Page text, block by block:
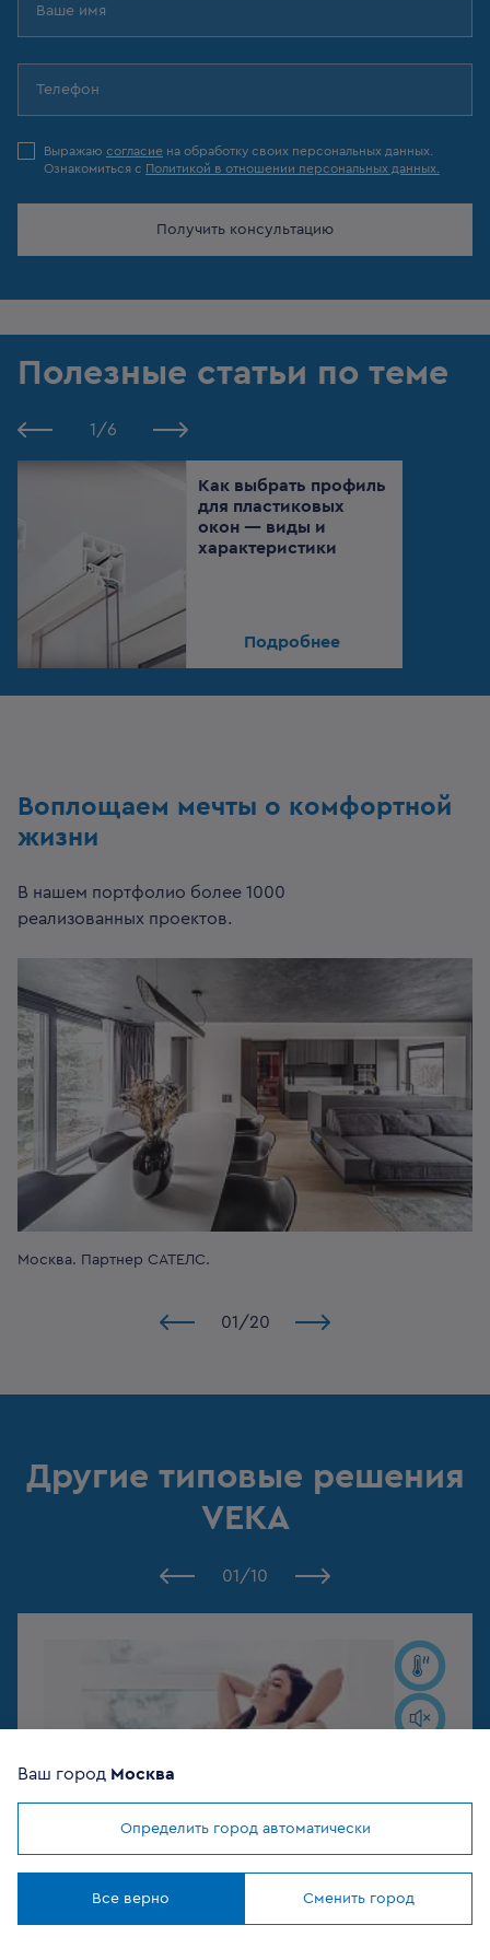
Выражаю согласие на обработку своих персональных данных.
Ознакомиться с Политикой в отношении персональных данных.
Получить консультацию
Полезные статьи по теме
1 /6
Как выбрать профиль
для пластиковых
окон — виды и
характеристики
Подробнее
Воплощаем мечты о комфортной
жизни
В нашем портфолио более 1000
реализованных проектов.
01 /20
Москва. Партнер САТЕЛС.
Другие типовые решения
VEKA
01 /10
Энергоэффективное окно
Мы используем cookies
Ваш город Москва
Определить город автоматически
Все верно Сменить город